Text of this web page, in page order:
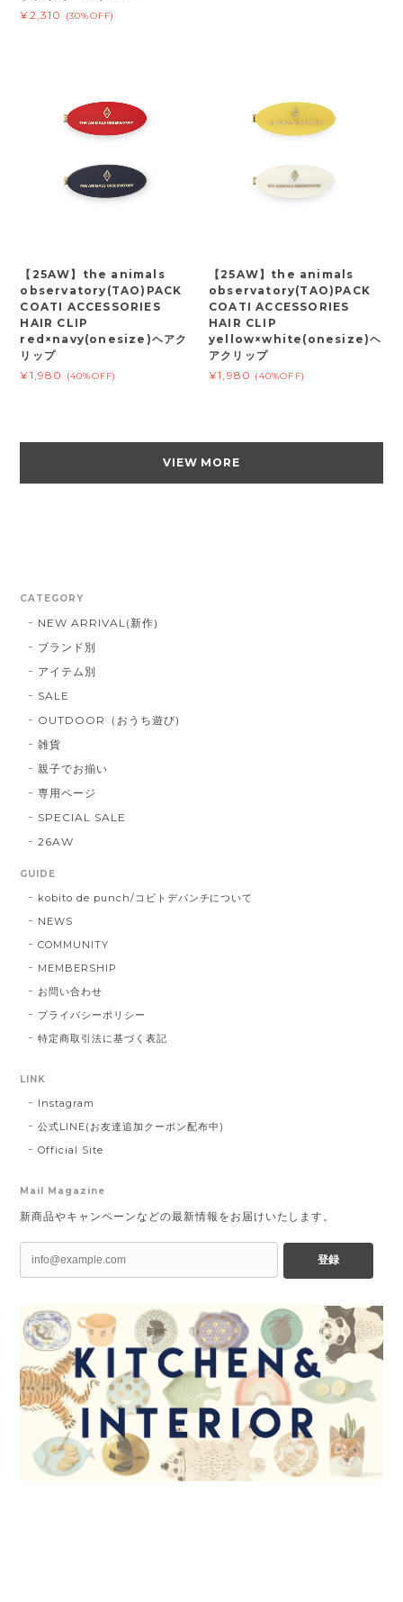
¥2,310
(30%OFF)
【25AW】the animals
observatory(TAO)PACK
COATI ACCESSORIES
HAIR CLIP
red×navy(onesize)ヘアク
リップ
¥1,980
(40%OFF)
【25AW】the animals
observatory(TAO)PACK
COATI ACCESSORIES
HAIR CLIP
yellow×white(onesize)ヘ
アクリップ
¥1,980 (40%OFF)
VIEW MORE
CATEGORY
NEW ARRIVAL(新作)
ブランド別
アイテム別
SALE
OUTDOOR（おうち遊び)
雑貨
親子でお揃い
専用ページ
SPECIAL SALE
26AW
GUIDE
kobito de punch/コビトデパンチについて
NEWS
COMMUNITY
MEMBERSHIP
お問い合わせ
プライバシーポリシー
特定商取引法に基づく表記
LINK
Instagram
公式LINE(お友達追加クーポン配布中)
Official Site
Mail Magazine
新商品やキャンペーンなどの最新情報をお届けいたします。
登録